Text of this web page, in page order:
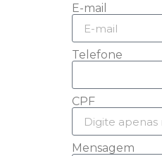
E-mail
Telefone
CPF
Mensagem